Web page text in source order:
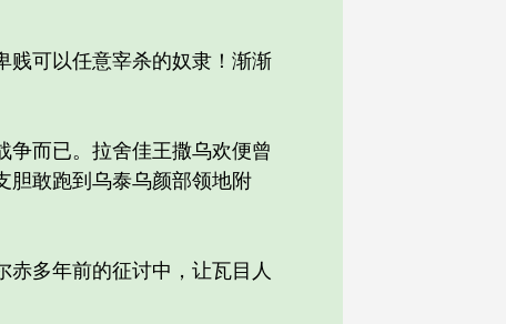
可以任意宰杀的奴隶！渐渐
而已。拉舍佳王撒乌欢便曾
胆敢跑到乌泰乌颜部领地附
多年前的征讨中，让瓦目人